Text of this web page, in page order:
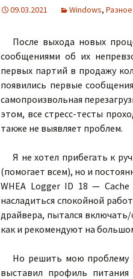
09.03.2021 Windows, Разное
После выхода новых
сообщениями об их
первых партий в продажу
появились первые
самопроизвольная
этом, все стресс-тесты
также не выявляет проблем.
Я не хотел прибегать к
(помогает всем), но и
WHEA Logger ID 18 —
насладиться спокойной
драйвера, пытался
как и рекомендуют на
Но решить мою проблему
выставил профиль